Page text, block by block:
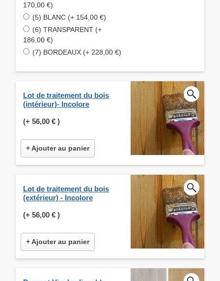
170,00 €)
(5) BLANC (+ 154,00 €)
(6) TRANSPARENT (+
186,00 €)
(7) BORDEAUX (+ 228,00 €)
Lot de traitement du bois
(intérieur)- Incolore
(+ 56,00 € )
+ Ajouter au panier
Lot de traitement du bois
(extérieur) - Incolore
(+ 56,00 € )
+ Ajouter au panier